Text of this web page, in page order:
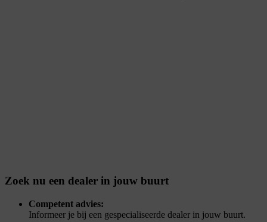
Zoek nu een dealer in jouw buurt
Competent advies:
Informeer je bij een gespecialiseerde dealer in jouw buurt.